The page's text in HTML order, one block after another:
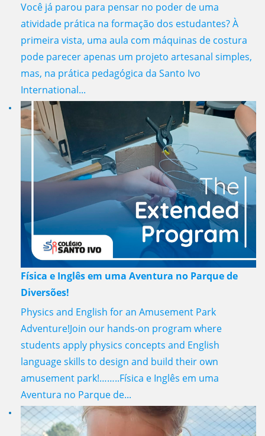
Você já parou para pensar no poder de uma
atividade prática na formação dos estudantes? À
primeira vista, uma aula com máquinas de costura
pode parecer apenas um projeto artesanal simples,
mas, na prática pedagógica da Santo Ivo
International...
Física e Inglês em uma Aventura no Parque de
Diversões!
Physics and English for an Amusement Park
Adventure!Join our hands-on program where
students apply physics concepts and English
language skills to design and build their own
amusement park!……..Física e Inglês em uma
Aventura no Parque de...